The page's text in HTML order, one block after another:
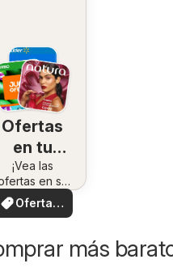
Ofertas
en tu
zona
¡Vea las
en su
zona!
Ofertas
locales
más